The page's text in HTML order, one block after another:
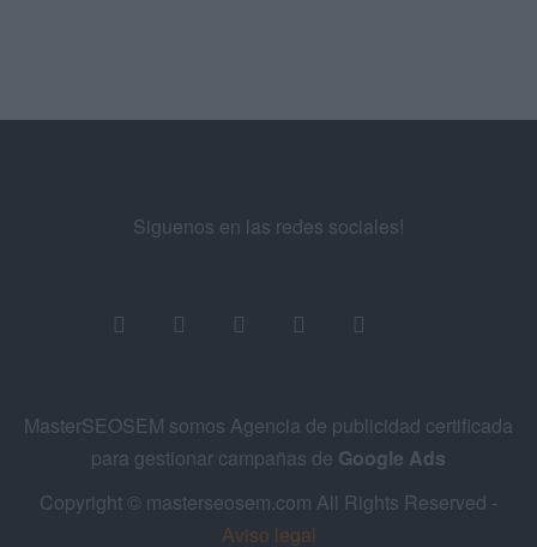
Siguenos en las redes sociales!
MasterSEOSEM somos Agencia de publicidad certificada
para gestionar campañas de Google Ads
Copyright © masterseosem.com All Rights Reserved -
Aviso legal